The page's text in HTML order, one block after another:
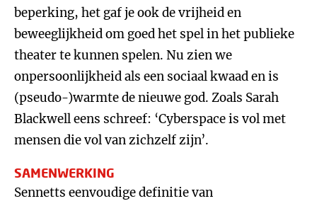
beperking, het gaf je ook de vrijheid en
beweeglijkheid om goed het spel in het publieke
theater te kunnen spelen. Nu zien we
onpersoonlijkheid als een sociaal kwaad en is
(pseudo-)warmte de nieuwe god. Zoals Sarah
Blackwell eens schreef: ‘Cyberspace is vol met
mensen die vol van zichzelf zijn’.
SAMENWERKING
Sennetts eenvoudige definitie van